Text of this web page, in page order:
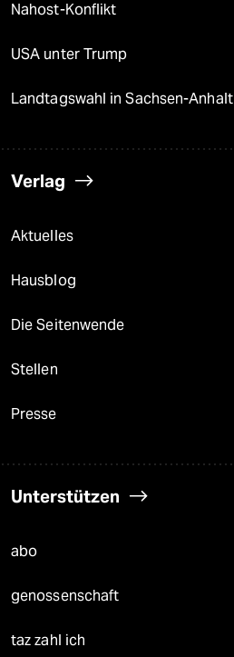
Nahost-Konflikt
USA unter Trump
Landtagswahl in Sachsen-Anhalt
Verlag
Aktuelles
Hausblog
Die Seitenwende
Stellen
Presse
Unterstützen
abo
genossenschaft
taz zahl ich